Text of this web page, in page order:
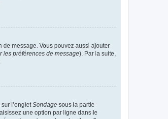
de message. Vous pouvez aussi ajouter
les préférences de message). Par la suite,
l’ongletSondage sous la partie
une option par ligne dans le